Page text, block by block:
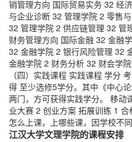
销管理方向 国际贸易实务 32 经
与企业诊断 32 管理学院 2 零售
32 管理学院 2 供应链管理 32 管
财务管理方向 国际金融 32 金融
32 金融学院 2 银行风险管理 32
金融学院 2 财务分析 32 财会学
（四）实践课程 实践课程 学分
得 至少选修5学分。其中《中心
两门，方可获得实践学分。 移动
业大赛 2 创业方案 拓展训练 1
怎么上课，上哪些课，因学校不
江汉大学文理学院的课程安排